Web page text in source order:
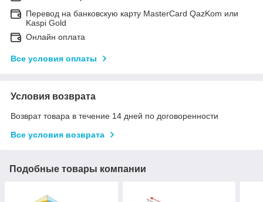
Перевод на банковскую карту MasterCard QazKom или
Kaspi Gold
Онлайн оплата
Все условия оплаты
Условия возврата
Возврат товара в течение 14 дней по договоренности
Все условия возврата
Подобные товары компании